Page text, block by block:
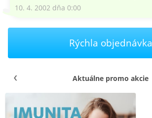
10. 4. 2002 dňa 0:00
Rýchla objednávka
Aktuálne promo akcie